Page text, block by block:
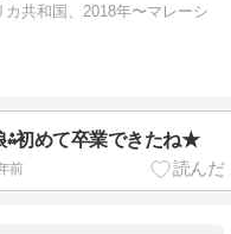
共和国、2018年〜マレーシ
⁂初めて卒業できたね★
前